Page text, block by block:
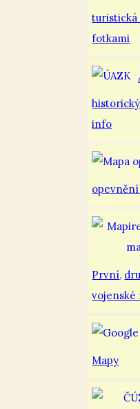
turistická
fotkami
info
První,
vojenské
Mapy